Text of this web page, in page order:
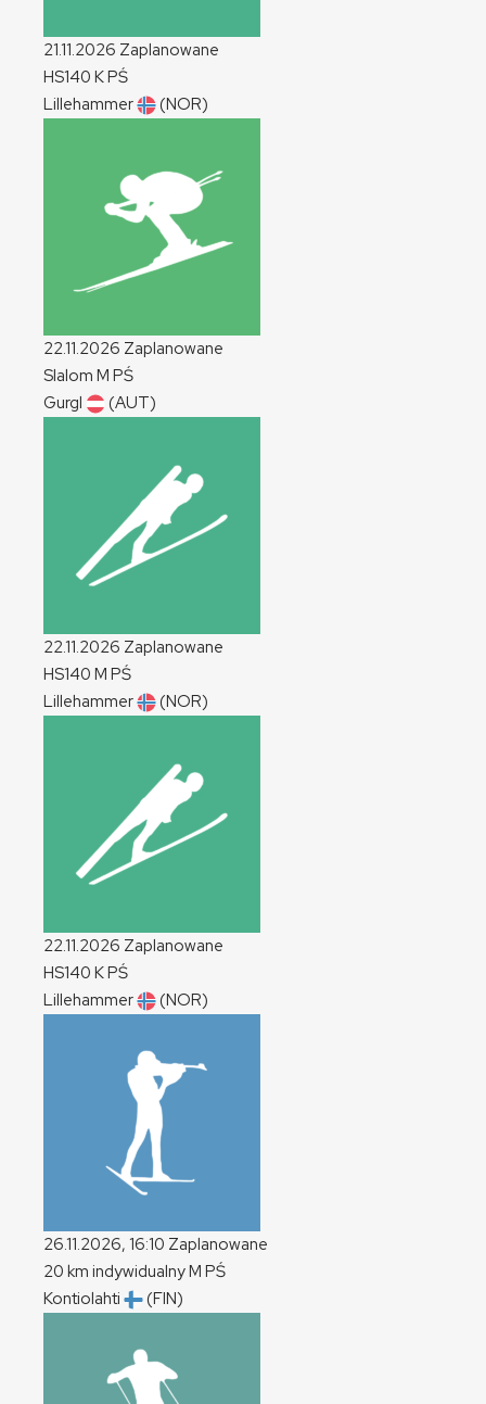
21.11.2026 Zaplanowane
HS140 KPŚ
Lillehammer
(NOR)
22.11.2026 Zaplanowane
Slalom M PŚ
Gurgl
(AUT)
22.11.2026 Zaplanowane
HS140 M PŚ
Lillehammer
(NOR)
22.11.2026 Zaplanowane
HS140 KPŚ
Lillehammer
(NOR)
26.11.2026, 16:10 Zaplanowane
20 km indywidualnyM PŚ
Kontiolahti
(FIN)